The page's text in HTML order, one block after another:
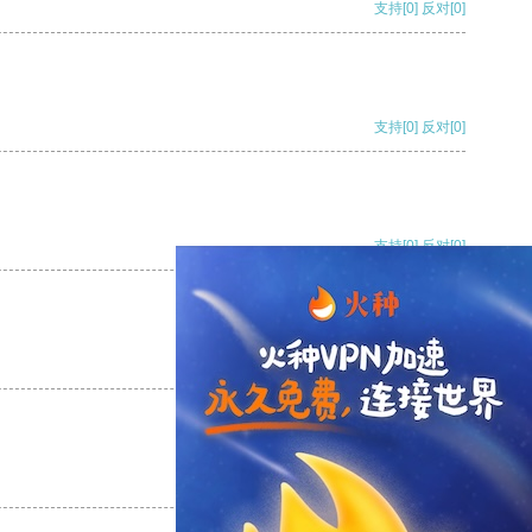
支持[0] 反对[0]
支持[0] 反对[0]
支持[0] 反对[0]
支持[0] 反对
支持